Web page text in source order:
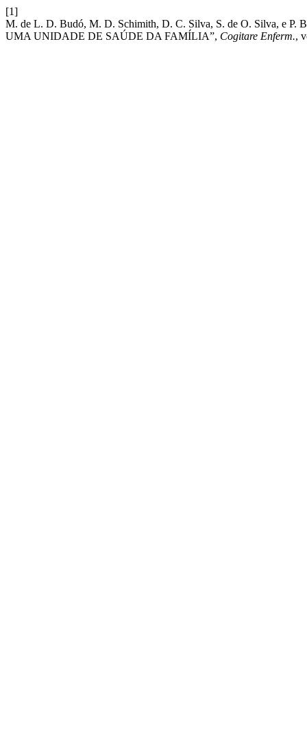
[1]
M. de L. D. Budó, M. D. Schimith, D. C. Silva, S. de O. Silva, e
UMA UNIDADE DE SAÚDE DA FAMÍLIA”, Cogitare Enferm.,